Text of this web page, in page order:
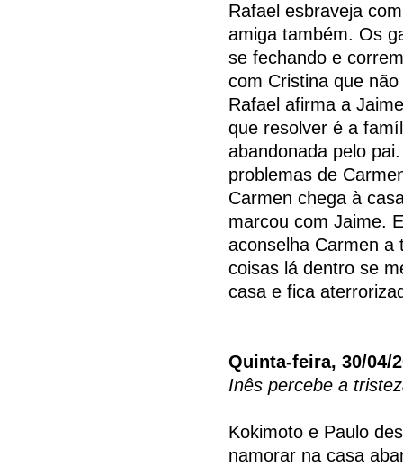
Rafael esbraveja
amiga também. Os
se fechando e
com Cristina que
Rafael afirma a
que resolver é a
abandonada pelo
problemas de
Carmen chega à
marcou com Jaime.
aconselha Carmen a
coisas lá dentro se
casa e fica
Quinta-feira, 30/04/
Inês percebe a
Kokimoto e Paulo
namorar na casa